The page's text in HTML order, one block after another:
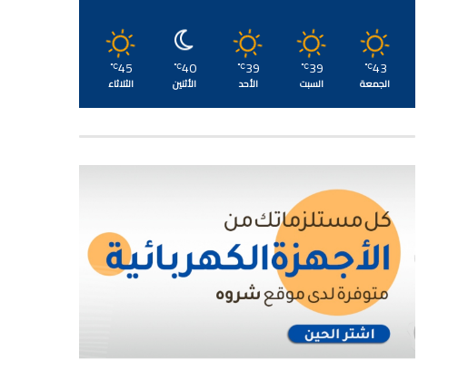
43
℃
الجمعة
39
℃
السبت
39
℃
الأحد
40
℃
الأثنين
45
℃
الثلاثاء